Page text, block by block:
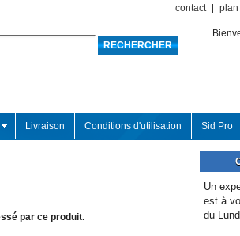
contact plan
Livraison Conditions d'utilisation Sid Pro
par ce produit.
Un
est à
du